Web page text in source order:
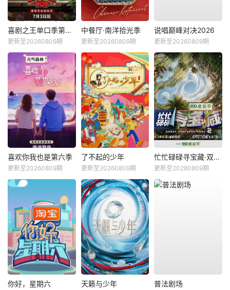
喜剧之王单口季第三季
更新至20260809期
中餐厅·南洋拾光季
更新至20260809期
说唱巅峰对决2026
更新至20260809期
喜欢你我也是第六季
更新至20260809期
了不起的少年
更新至20260809期
忙忙碌碌寻宝藏·双人成行季
更新至20260809期
你好，星期六 天籁与少年 普法剧场